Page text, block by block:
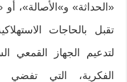
«الحداثة» و»الأصالة»،
تقبل بالحاجات
لتدعيم الجهاز القمعي
الفكرية، التي تفضي